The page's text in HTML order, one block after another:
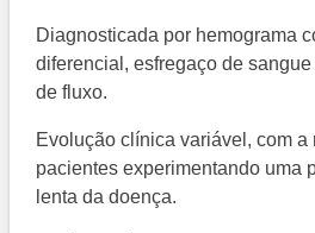
Diagnosticada por hemograma
diferencial, esfregaço de
de fluxo.
Evolução clínica variável, com a
pacientes experimentando uma
lenta da doença.